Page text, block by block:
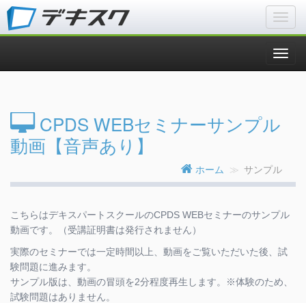
CPDS WEBセミナーサンプル
動画【音声あり】
ホーム サンプル
こちらはデキスパートスクールのCPDS WEBセミナーのサンプル
動画です。（受講証明書は発行されません）
実際のセミナーでは一定時間以上、動画をご覧いただいた後、試
験問題に進みます。
サンプル版は、動画の冒頭を2分程度再生します。※体験のため、
試験問題はありません。